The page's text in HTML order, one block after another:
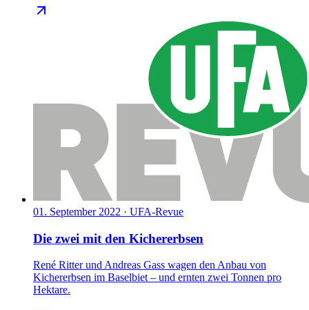
01. September 2022 · UFA-Revue
Die zwei mit den Kichererbsen
René Ritter und Andreas Gass wagen den Anbau von
Kichererbsen im Baselbiet – und ernten zwei Tonnen pro
Hektare.